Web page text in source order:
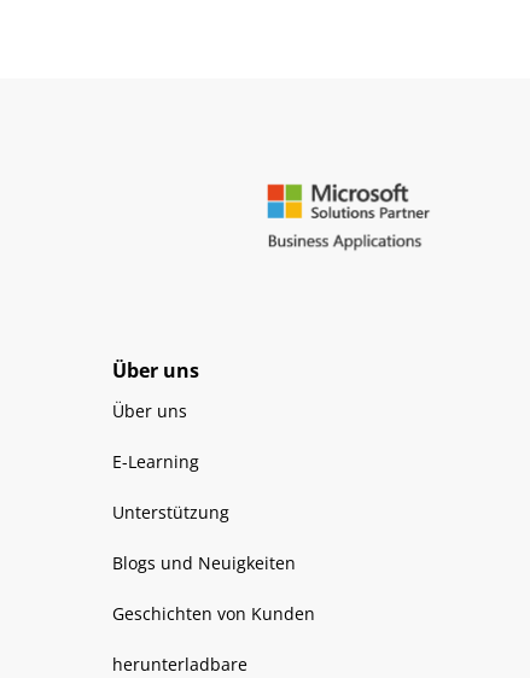
Über uns
Über uns
E-Learning
Unterstützung
Blogs und Neuigkeiten
Geschichten von Kunden
herunterladbare